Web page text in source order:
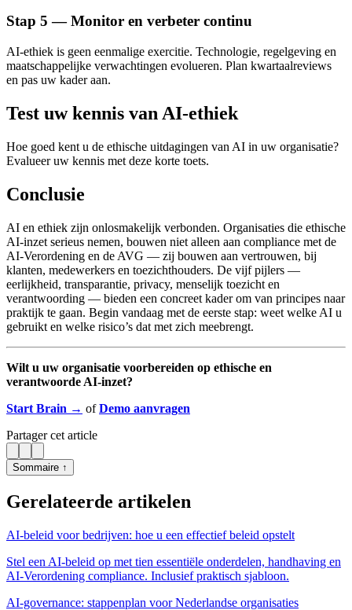
Stap 5 — Monitor en verbeter continu
AI-ethiek is geen eenmalige exercitie. Technologie, regelgeving en
maatschappelijke verwachtingen evolueren. Plan kwartaalreviews
en pas uw kader aan.
Test uw kennis van AI-ethiek
Hoe goed kent u de ethische uitdagingen van AI in uw organisatie?
Evalueer uw kennis met deze korte toets.
Conclusie
AI en ethiek zijn onlosmakelijk verbonden. Organisaties die ethische
AI-inzet serieus nemen, bouwen niet alleen aan compliance met de
AI-Verordening en de AVG — zij bouwen aan vertrouwen, bij
klanten, medewerkers en toezichthouders. De vijf pijlers —
eerlijkheid, transparantie, privacy, menselijk toezicht en
verantwoording — bieden een concreet kader om van principes naar
praktijk te gaan. Begin vandaag met de eerste stap: weet welke AI u
gebruikt en welke risico’s dat met zich meebrengt.
Wilt u uw organisatie voorbereiden op ethische en
verantwoorde AI-inzet?
Start Brain → ofDemo aanvragen
Partager cet article
Sommaire ↑
Gerelateerde artikelen
AI-beleid voor bedrijven: hoe u een effectief beleid opstelt
Stel een AI-beleid op met tien essentiële onderdelen, handhaving en
AI-Verordening compliance. Inclusief praktisch sjabloon.
AI-governance: stappenplan voor Nederlandse organisaties